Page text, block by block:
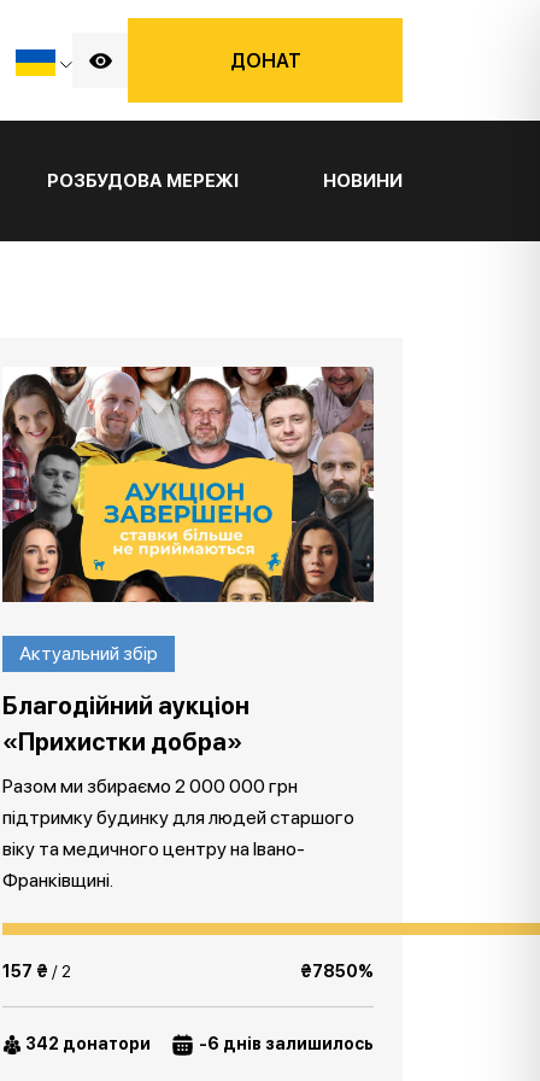
ДОНАТ
РОЗБУДОВА МЕРЕЖІ НОВИНИ
Актуальний збір
Благодійний аукціон
«Прихистки добра»
Разом ми збираємо 2 000 000 грн
підтримку будинку для людей старшого
віку та медичного центру на Івано-
Франківщині.
157 ₴ / 2 ₴7850%
342 донатори -6 днів залишилось